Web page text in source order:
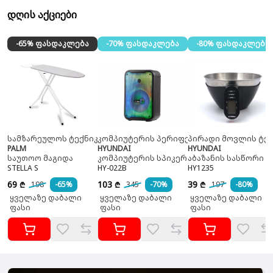
დღის აქციები
-65% ფასდაკლება
სამზარეულოს ტექნიკა
PALM
საუთოო მაგიდა
STELLA S
69 ₾ 198
-65%
ყველაზე დაბალი
ფასი
-70% ფასდაკლება
კომპიუტერის პერიფერია
HYUNDAI
კომპიუტერის სპიკერი
HY-022B
103 ₾ 345
-70%
ყველაზე დაბალი
ფასი
-80% ფასდაკლება
პირადი მოვლის
HYUNDAI
აბაზანის სასწორი
HY1235
39 ₾ 197
-80%
ყველაზე დაბალი
ფასი